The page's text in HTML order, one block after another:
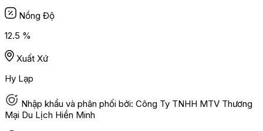
Nồng Độ
12.5 %
Xuất Xứ
Hy Lạp
Nhập khẩu và phân phối bởi: Công Ty TNHH MTV Thương
Mại Du Lịch Hiền Minh